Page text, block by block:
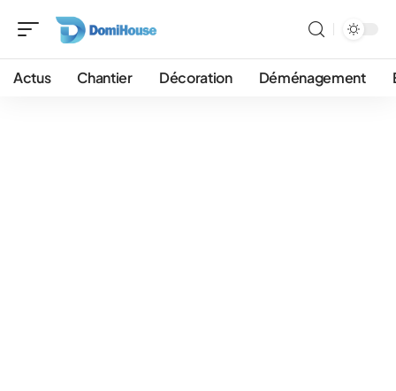
Actus Chantier Décoration Déménagement